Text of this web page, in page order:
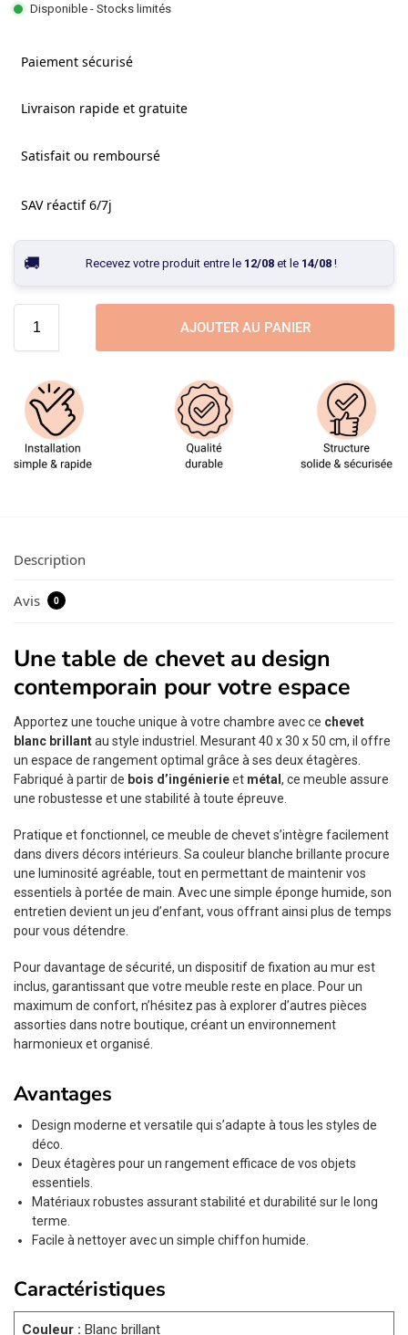
Disponible - Stocks limités
Paiement sécurisé
Livraison rapide et gratuite
Satisfait ou remboursé
SAV réactif 6/7j
Recevez votre produit entre le 12/08et le 14/08!
AJOUTER AU PANIER
Description
Avis 0
Une table de chevet au design
contemporain pour votre espace
Apportez une touche unique à votre chambre avec ce chevet
blanc brillantau style industriel. Mesurant 40 x 30 x 50 cm, il offre
un espace de rangement optimal grâce à ses deux étagères.
Fabriqué à partir de bois d’ingénierieet métal, ce meuble assure
une robustesse et une stabilité à toute épreuve.
Pratique et fonctionnel, ce meuble de chevet s’intègre facilement
dans divers décors intérieurs. Sa couleur blanche brillante procure
une luminosité agréable, tout en permettant de maintenir vos
essentiels à portée de main. Avec une simple éponge humide, son
entretien devient un jeu d’enfant, vous offrant ainsi plus de temps
pour vous détendre.
Pour davantage de sécurité, un dispositif de fixation au mur est
inclus, garantissant que votre meuble reste en place. Pour un
maximum de confort, n’hésitez pas à explorer d’autres pièces
assorties dans notre boutique, créant un environnement
harmonieux et organisé.
Avantages
Design moderne et versatile qui s’adapte à tous les styles de
déco.
Deux étagères pour un rangement efficace de vos objets
essentiels.
Matériaux robustes assurant stabilité et durabilité sur le long
terme.
Facile à nettoyer avec un simple chiffon humide.
Caractéristiques
Couleur : Blanc brillant